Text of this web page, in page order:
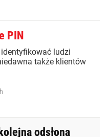
PIN
ludzi
także klientów
odsłona